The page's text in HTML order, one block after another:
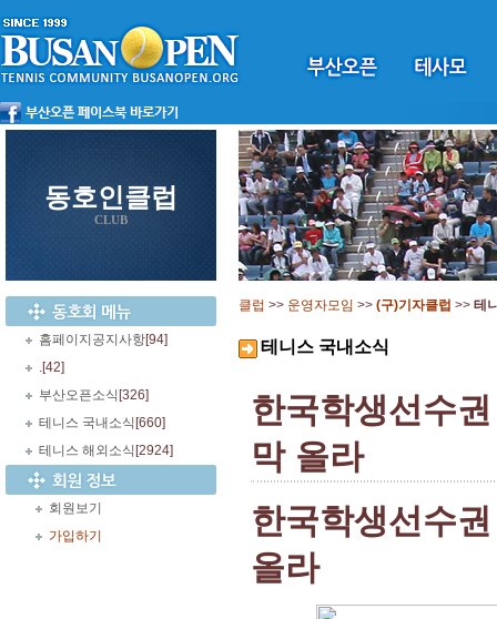
동호인클럽
CLUB
홈페이지공지사항[94]
.[42]
부산오픈소식 [326]
테니스 국내소식 [660]
테니스 해외소식 [2924]
회원보기
가입하기
클럽 >> 운영자모임 >> (구)기자클럽 >> 테
테니스 국내소식
한국학생선수
막 올라
한국학생선수
올라